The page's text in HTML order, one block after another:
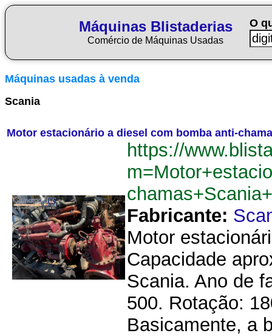
Máquinas Blistaderias
Comércio de Máquinas Usadas
O
Máquinas usadas à venda
Scania
Motor estacionário a diesel com bomba anti-
https://
Fabricante:
Motor
Capacidade
Scania. Ano de
500. Rotação:
Basicamente, a